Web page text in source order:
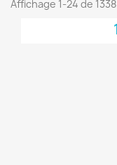
Affichage 1-24 de